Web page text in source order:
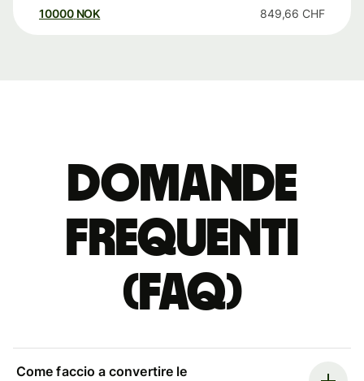
10000 NOK 849,66 CHF
Domande
Frequenti
(FAQ)
Come faccio a convertire le